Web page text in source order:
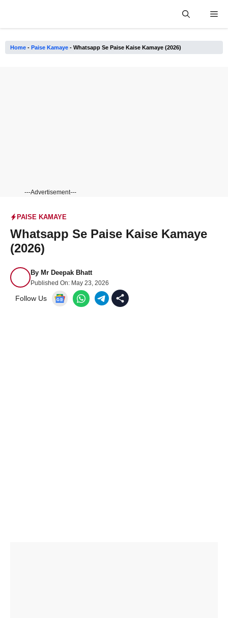
Home - Paise Kamaye - Whatsapp Se Paise Kaise Kamaye (2026)
---Advertisement---
PAISE KAMAYE
Whatsapp Se Paise Kaise Kamaye
(2026)
By Mr Deepak Bhatt
Published On: May 23, 2026
Follow Us